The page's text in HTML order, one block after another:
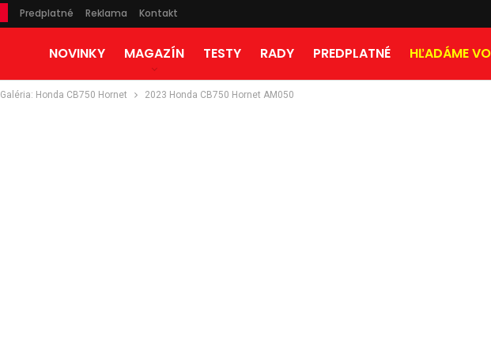
Predplatné Reklama Kontakt
NOVINKY MAGAZÍN TESTY RADY PREDPLATNÉ HĽADÁME
Galéria: Honda CB750 Hornet 2023 Honda CB750 Hornet AM050